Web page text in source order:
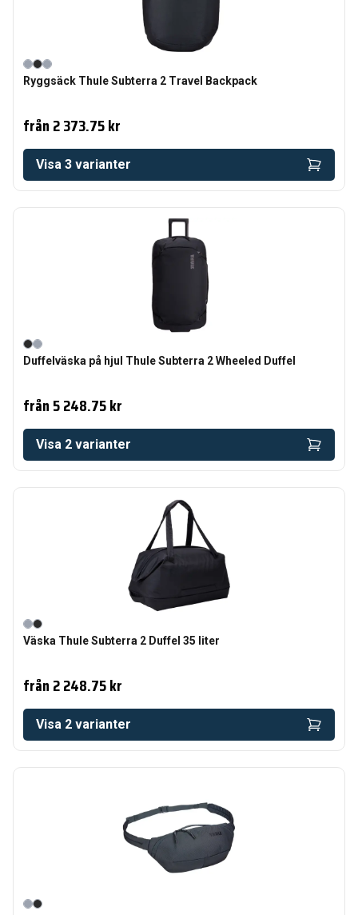
Ryggsäck Thule Subterra 2 Travel Backpack
från2 373.75 kr
Visa 3 varianter
Duffelväska på hjul Thule Subterra 2 Wheeled Duffel
från5 248.75 kr
Visa 2 varianter
Väska Thule Subterra 2 Duffel 35 liter
från2 248.75 kr
Visa 2 varianter